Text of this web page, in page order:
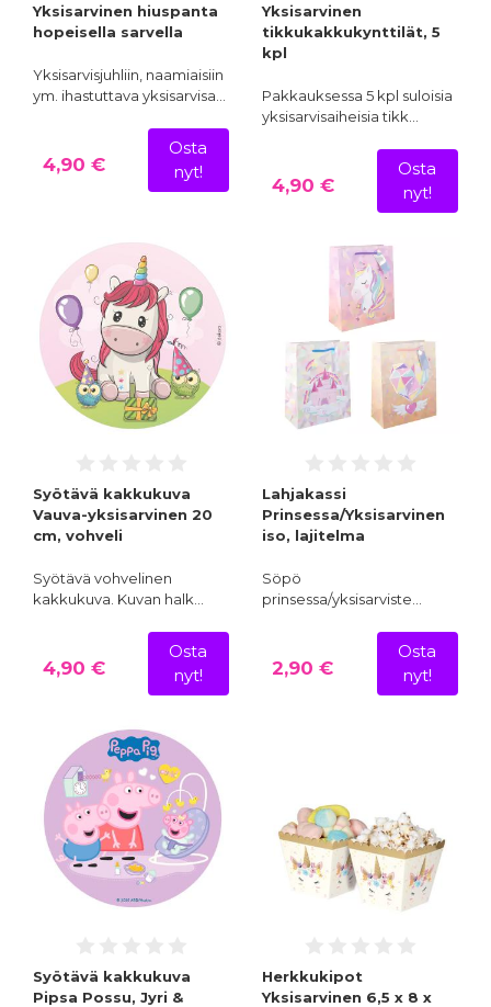
Yksisarvinen hiuspanta
hopeisella sarvella
Yksisarvisjuhliin, naamiaisiin
ym. ihastuttava yksisarvisa…
4,90 €
Osta
nyt!
Yksisarvinen
tikkukakkukynttilät, 5
kpl
Pakkauksessa 5 kpl suloisia
yksisarvisaiheisia tikk…
4,90 €
Osta
nyt!
Syötävä kakkukuva
Vauva-yksisarvinen 20
cm, vohveli
Syötävä vohvelinen
kakkukuva. Kuvan halk…
4,90 €
Osta
nyt!
Lahjakassi
Prinsessa/Yksisarvinen
iso, lajitelma
Söpö
prinsessa/yksisarviste…
2,90 €
Osta
nyt!
Syötävä kakkukuva
Pipsa Possu, Jyri &
Herkkukipot
Yksisarvinen 6,5 x 8 x